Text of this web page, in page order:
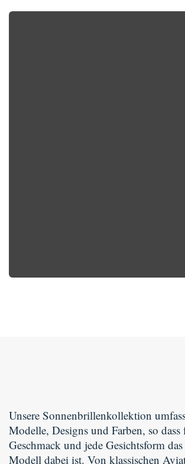
Unsere Sonnenbrillenkollektion
Modelle, Designs und Farben, so dass
Geschmack und jede Gesichtsform das
Modell dabei ist. Von klassischen